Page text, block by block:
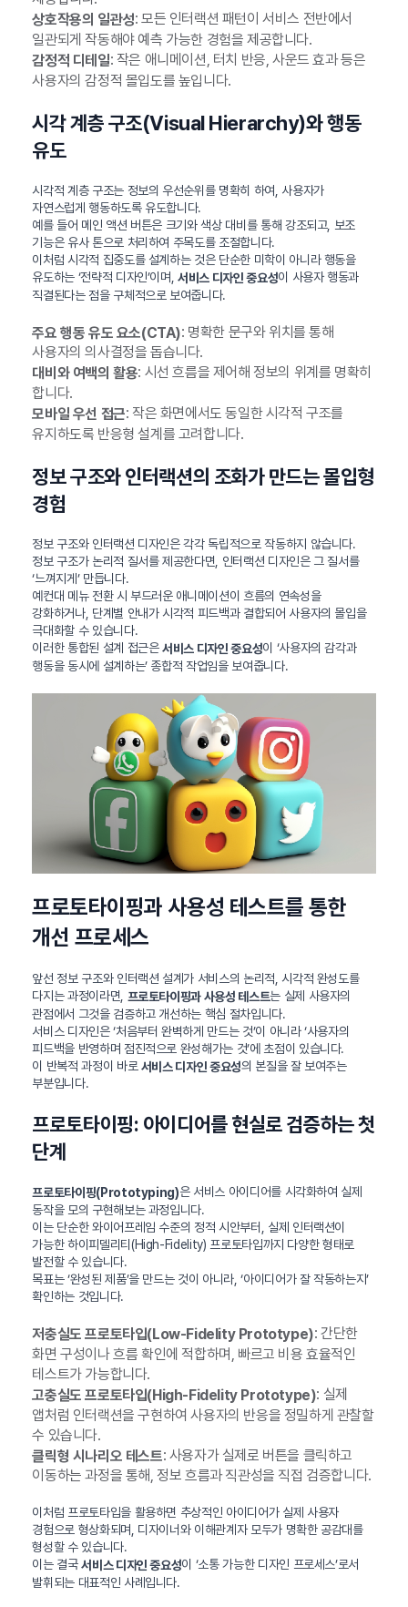
상호작용의 일관성: 모든 인터랙션 패턴이 서비스 전반에서
일관되게 작동해야 예측 가능한 경험을 제공합니다.
감정적 디테일: 작은 애니메이션, 터치 반응, 사운드 효과 등은
사용자의 감정적 몰입도를 높입니다.
시각 계층 구조(Visual Hierarchy)와 행동
유도
시각적 계층 구조는 정보의 우선순위를 명확히 하여, 사용자가
자연스럽게 행동하도록 유도합니다.
예를 들어 메인 액션 버튼은 크기와 색상 대비를 통해 강조되고, 보조
기능은 유사 톤으로 처리하여 주목도를 조절합니다.
이처럼 시각적 집중도를 설계하는 것은 단순한 미학이 아니라 행동을
유도하는 ‘전략적 디자인’이며,서비스 디자인 중요성이 사용자 행동과
직결된다는 점을 구체적으로 보여줍니다.
주요 행동 유도 요소(CTA): 명확한 문구와 위치를 통해
사용자의 의사결정을 돕습니다.
대비와 여백의 활용: 시선 흐름을 제어해 정보의 위계를 명확히
합니다.
모바일 우선 접근: 작은 화면에서도 동일한 시각적 구조를
유지하도록 반응형 설계를 고려합니다.
정보 구조와 인터랙션의 조화가 만드는 몰입형
경험
정보 구조와 인터랙션 디자인은 각각 독립적으로 작동하지 않습니다.
정보 구조가 논리적 질서를 제공한다면, 인터랙션 디자인은 그 질서를
‘느껴지게’ 만듭니다.
예컨대 메뉴 전환 시 부드러운 애니메이션이 흐름의 연속성을
강화하거나, 단계별 안내가 시각적 피드백과 결합되어 사용자의 몰입을
극대화할 수 있습니다.
이러한 통합된 설계 접근은서비스 디자인 중요성이 ‘사용자의 감각과
행동을 동시에 설계하는’ 종합적 작업임을 보여줍니다.
프로토타이핑과 사용성 테스트를 통한
개선 프로세스
앞선 정보 구조와 인터랙션 설계가 서비스의 논리적, 시각적 완성도를
다지는 과정이라면, 프로토타이핑과 사용성 테스트는 실제 사용자의
관점에서 그것을 검증하고 개선하는 핵심 절차입니다.
서비스 디자인은 ‘처음부터 완벽하게 만드는 것’이 아니라 ‘사용자의
피드백을 반영하며 점진적으로 완성해가는 것’에 초점이 있습니다.
이 반복적 과정이 바로 서비스 디자인 중요성의 본질을 잘 보여주는
부분입니다.
프로토타이핑: 아이디어를 현실로 검증하는 첫
단계
프로토타이핑(Prototyping)은 서비스 아이디어를 시각화하여 실제
동작을 모의 구현해보는 과정입니다.
이는 단순한 와이어프레임 수준의 정적 시안부터, 실제 인터랙션이
가능한 하이피델리티(High-Fidelity) 프로토타입까지 다양한 형태로
발전할 수 있습니다.
목표는 ‘완성된 제품’을 만드는 것이 아니라, ‘아이디어가 잘 작동하는지’
확인하는 것입니다.
저충실도 프로토타입(Low-Fidelity Prototype): 간단한
화면 구성이나 흐름 확인에 적합하며, 빠르고 비용 효율적인
테스트가 가능합니다.
고충실도 프로토타입(High-Fidelity Prototype): 실제
앱처럼 인터랙션을 구현하여 사용자의 반응을 정밀하게 관찰할
수 있습니다.
클릭형 시나리오 테스트: 사용자가 실제로 버튼을 클릭하고
이동하는 과정을 통해, 정보 흐름과 직관성을 직접 검증합니다.
이처럼 프로토타입을 활용하면 추상적인 아이디어가 실제 사용자
경험으로 형상화되며, 디자이너와 이해관계자 모두가 명확한 공감대를
형성할 수 있습니다.
이는 결국서비스 디자인 중요성이 ‘소통 가능한 디자인 프로세스’로서
발휘되는 대표적인 사례입니다.